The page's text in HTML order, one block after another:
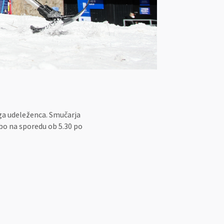
udeleženca. Smučarja
na sporedu ob 5.30 po